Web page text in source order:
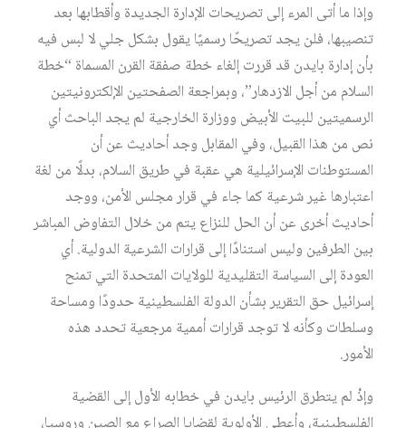
وإذا ما أتى المرء إلى تصريحات الإدارة الجديدة وأقطابها بعد
تنصيبها، فلن يجد تصريحًا رسميًا يقول بشكل جلي لا لبس فيه
بأن إدارة بايدن قد قررت إلغاء خطة صفقة القرن المسماة “خطة
السلام من أجل الازدهار”، وبمراجعة الصفحتين الإلكترونيتين
الرسميتين للبيت الأبيض ووزارة الخارجية لم يجد الباحث أي
نص من هذا القبيل، وفي المقابل وجد أحاديث عن أن
المستوطنات الإسرائيلية هي عقبة في طريق السلام، بدلًا من لغة
اعتبارها غير شرعية كما جاء في قرار مجلس الأمن، ووجد
أحاديث أخرى عن أن الحل للنزاع يتم من خلال التفاوض المباشر
بين الطرفين وليس استنادًا إلى قرارات الشرعية الدولية. أي
العودة إلى السياسة التقليدية للولايات المتحدة التي تمنح
إسرائيل حق التقرير بشأن الدولة الفلسطينية حدودًا ومساحة
وسلطات وكأنه لا توجد قرارات أممية مرجعية تحدد هذه
الأمور.
وإذْ لم يتطرق الرئيس بايدن في خطابه الأول إلى القضية